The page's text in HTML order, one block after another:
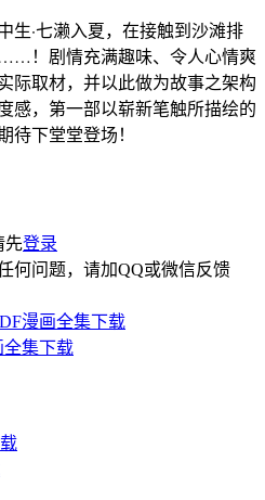
生·七濑入夏，在接触到沙滩排
！剧情充满趣味、令人心情爽
际取材，并以此做为故事之架构
感，第一部以崭新笔触所描绘的
待下堂堂登场！
先登录
何问题，请加QQ或微信反馈
漫画全集下载
全集下载